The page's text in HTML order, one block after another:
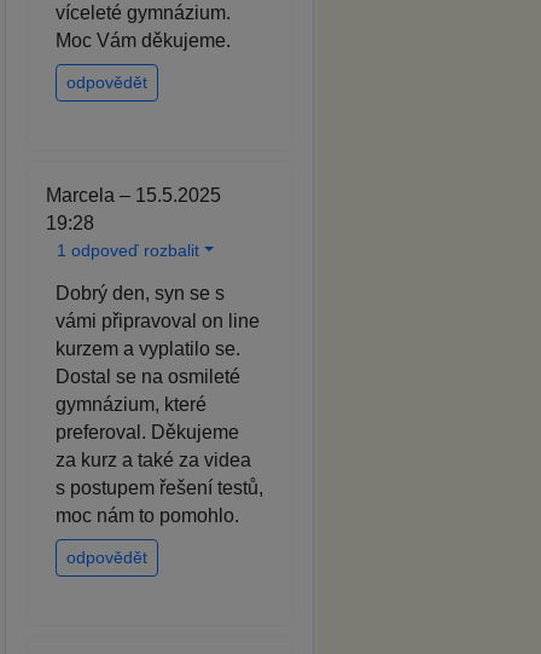
víceleté gymnázium.
Moc Vám děkujeme.
odpovědět
Marcela – 15.5.2025
19:28
1 odpoveď rozbalit
Dobrý den, syn se s
vámi připravoval on line
kurzem a vyplatilo se.
Dostal se na osmileté
gymnázium, které
preferoval. Děkujeme
za kurz a také za videa
s postupem řešení testů,
moc nám to pomohlo.
odpovědět